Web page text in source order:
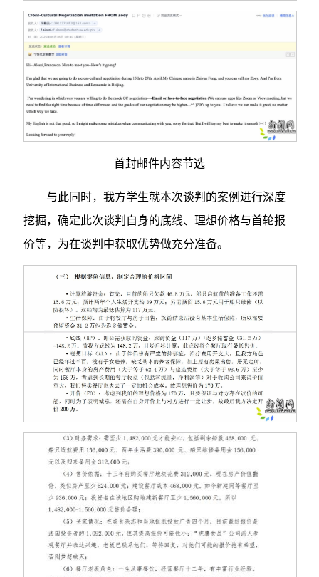
首封邮件内容节选
与此同时，我方学生就本次谈判的案例进行深度
挖掘，确定此次谈判自身的底线、理想价格与首轮报
价等，为在谈判中获取优势做充分准备。